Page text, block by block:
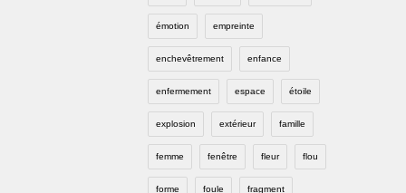
émotion empreinte
enchevêtrement enfance
enfermement espace étoile
explosion extérieur famille
femme fenêtre fleur flou
forme foule fragment